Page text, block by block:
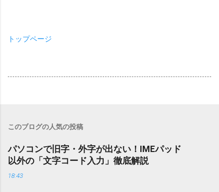
トップページ
このブログの人気の投稿
パソコンで旧字・外字が出ない！IMEパッド
以外の「文字コード入力」徹底解説
18:43